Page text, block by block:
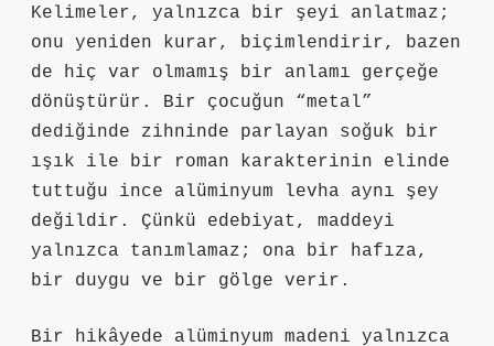
Kelimeler, yalnızca bir şeyi anlatmaz;
onu yeniden kurar, biçimlendirir, bazen
de hiç var olmamış bir anlamı gerçeğe
dönüştürür. Bir çocuğun “metal”
dediğinde zihninde parlayan soğuk bir
ışık ile bir roman karakterinin elinde
tuttuğu ince alüminyum levha aynı şey
değildir. Çünkü edebiyat, maddeyi
yalnızca tanımlamaz; ona bir hafıza,
bir duygu ve bir gölge verir.
Bir hikâyede alüminyum madeni yalnızca